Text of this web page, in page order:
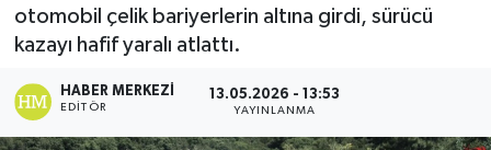
otomobil çelik bariyerlerin altına girdi, sürücü
kazayı hafif yaralı atlattı.
HABER MERKEZI
EDITÖR
13.05.2026 - 13:53
YAYINLANMA
Magazin
Spor
Son Dakika Haberleri
Haber Arşivi